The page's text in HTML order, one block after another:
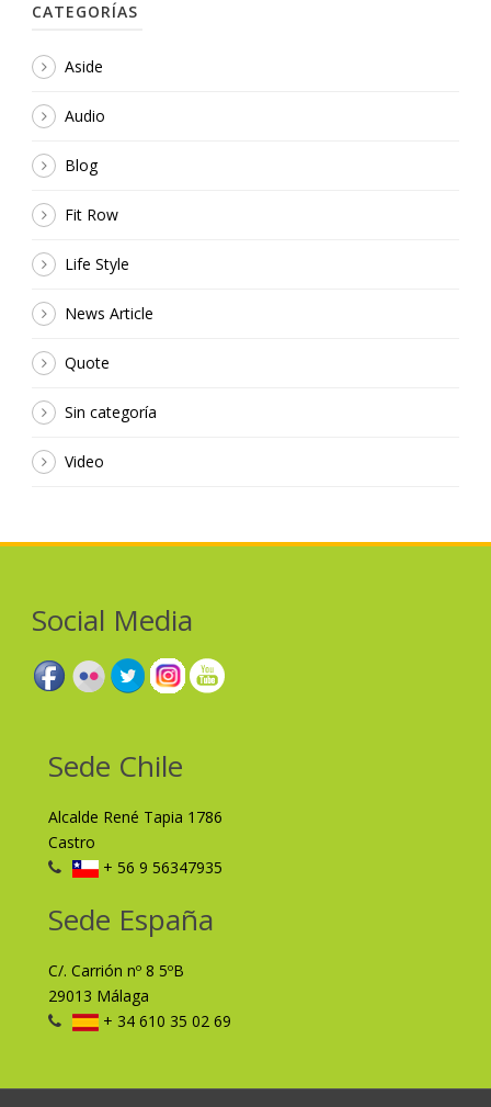
CATEGORÍAS
Aside
Audio
Blog
Fit Row
Life Style
News Article
Quote
Sin categoría
Video
Social Media
Sede Chile
Alcalde René Tapia 1786
Castro
+ 56 9 56347935
Sede España
C/. Carrión nº 8 5ºB
29013 Málaga
+ 34 610 35 02 69